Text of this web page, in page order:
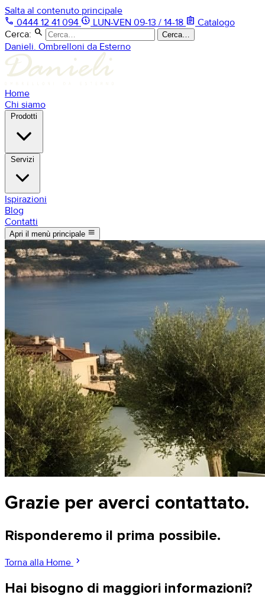
Salta al contenuto principale
phone 0444 12 41 094 nest_clock_farsight_analog LUN-VEN 09-13 / 14-18 assignment Catalogo
Cerca: search Cerca…
Danieli. Ombrelloni da Esterno
Home
Chi siamo
Prodotti
Servizi
Ispirazioni
Blog
Contatti
Apri il menù principale menu
Grazie per averci contattato.
Risponderemo il prima possibile.
Torna alla Home chevron_right
Hai bisogno di maggiori informazioni?